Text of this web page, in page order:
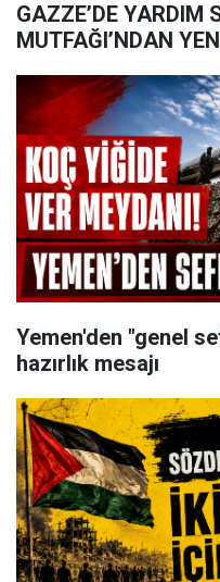
GAZZE’DE YARDIM
MUTFAĞI’NDAN
Yemen'den "genel
hazırlık mesajı